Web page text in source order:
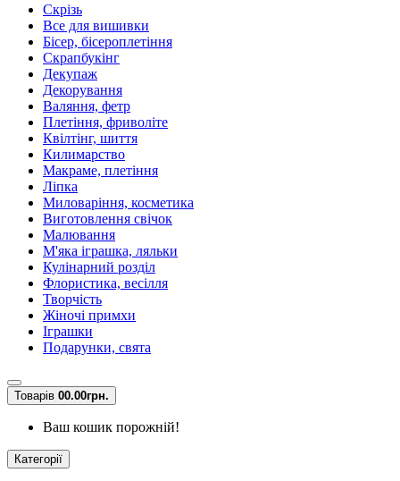
Скрізь
Все для вишивки
Бісер, бісероплетіння
Скрапбукінг
Декупаж
Декорування
Валяння, фетр
Плетіння, фриволіте
Квілтінг, шиття
Килимарство
Макраме, плетіння
Ліпка
Миловаріння, косметика
Виготовлення свічок
Малювання
М'яка іграшка, ляльки
Кулінарний розділ
Флористика, весілля
Творчість
Жіночі примхи
Іграшки
Подарунки, свята
Товарів 00.00грн.
Ваш кошик порожній!
Категорії